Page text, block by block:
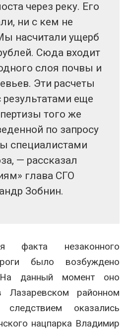
через реку. Его
ни с кем не
насчитали ущерб
Сюда входит
слоя почвы и
Эти расчеты
еще
того же
по запросу
специалистами
— рассказал
глава СГО
Зобнин.
факта незаконного
было возбуждено
данный момент оно
Лазаревском районном
оказались
нацпарка Владимир